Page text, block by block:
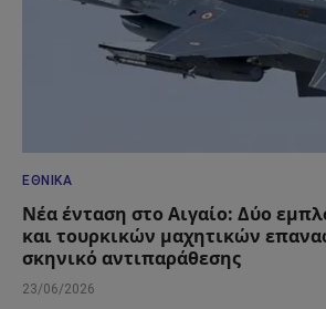
ΕΘΝΙΚΆ
Νέα ένταση στο Αιγαίο: Δύο
και τουρκικών μαχητικών
σκηνικό αντιπαράθεσης
23/06/2026